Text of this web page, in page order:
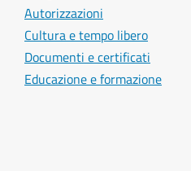
Autorizzazioni
Cultura e tempo libero
Documenti e certificati
Educazione e formazione